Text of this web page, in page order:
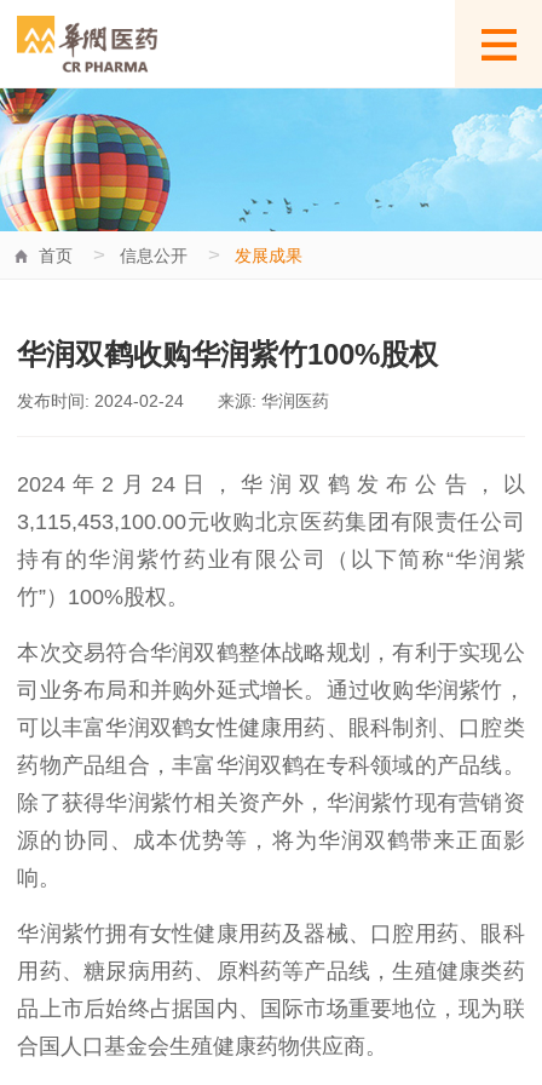
首页 > 信息公开 > 发展成果
华润双鹤收购华润紫竹100%股权
发布时间: 2024-02-24 来源: 华润医药
2024年2月24日，华润双鹤发布公告，以
3,115,453,100.00元收购北京医药集团有限责任公司
持有的华润紫竹药业有限公司（以下简称“华润紫
竹”）100%股权。
本次交易符合华润双鹤整体战略规划，有利于实现公
司业务布局和并购外延式增长。通过收购华润紫竹，
可以丰富华润双鹤女性健康用药、眼科制剂、口腔类
药物产品组合，丰富华润双鹤在专科领域的产品线。
除了获得华润紫竹相关资产外，华润紫竹现有营销资
源的协同、成本优势等，将为华润双鹤带来正面影
响。
华润紫竹拥有女性健康用药及器械、口腔用药、眼科
用药、糖尿病用药、原料药等产品线，生殖健康类药
品上市后始终占据国内、国际市场重要地位，现为联
合国人口基金会生殖健康药物供应商。